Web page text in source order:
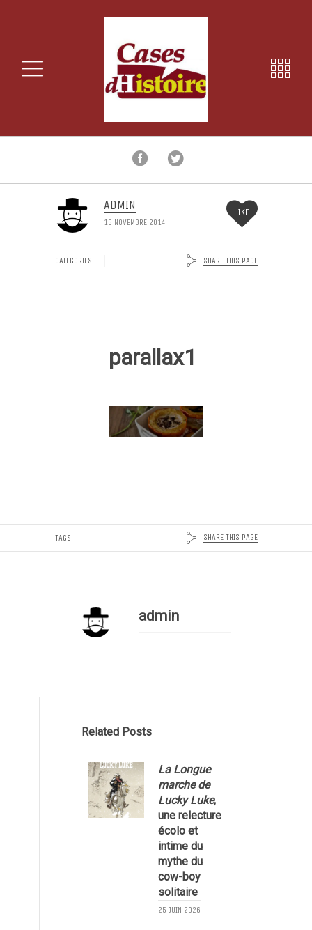
ADMIN
15 NOVEMBRE 2014
LIKE
CATEGORIES: SHARE THIS PAGE
parallax1
TAGS: SHARE THIS PAGE
admin
Related Posts
La Longue
marche de
Lucky Luke,
une relecture
écolo et
intime du
mythe du
cow-boy
solitaire
25 JUIN 2026